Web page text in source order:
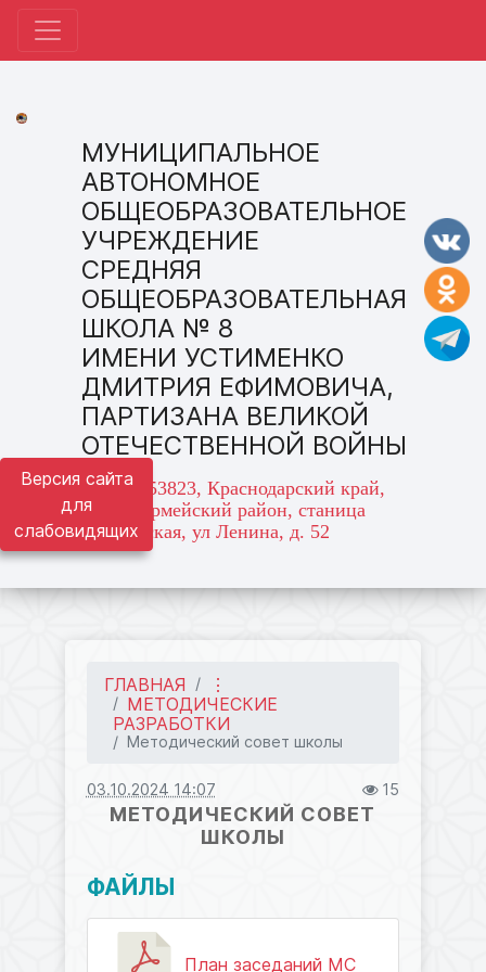
Версия сайта
для
слабовидящих
МУНИЦИПАЛЬНОЕ
АВТОНОМНОЕ
ОБЩЕОБРАЗОВАТЕЛЬНОЕ
УЧРЕЖДЕНИЕ
СРЕДНЯЯ
ОБЩЕОБРАЗОВАТЕЛЬНАЯ
ШКОЛА № 8
ИМЕНИ УСТИМЕНКО
ДМИТРИЯ ЕФИМОВИЧА,
ПАРТИЗАНА ВЕЛИКОЙ
ОТЕЧЕСТВЕННОЙ ВОЙНЫ
адрес: 353823, Краснодарский край,
Красноармейский район, станица
Марьянская, ул Ленина, д. 52
ГЛАВНАЯ
⋮
МЕТОДИЧЕСКИЕ
РАЗРАБОТКИ
Методический совет школы
03.10.2024 14:07 15
МЕТОДИЧЕСКИЙ СОВЕТ
ШКОЛЫ
ФАЙЛЫ
План заседаний МС